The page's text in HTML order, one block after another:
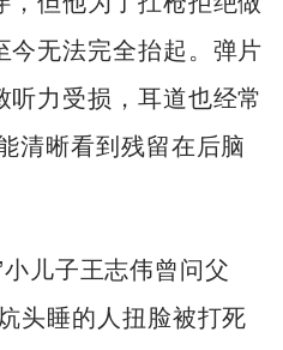
今无法完全抬起。弹片
听力受损，耳道也经常
清晰看到残留在后脑
儿子王志伟曾问父
头睡的人扭脸被打死